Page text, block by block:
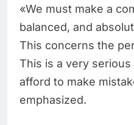
«We must make a
balanced, and
This concerns the
This is a very
afford to make
emphasized.